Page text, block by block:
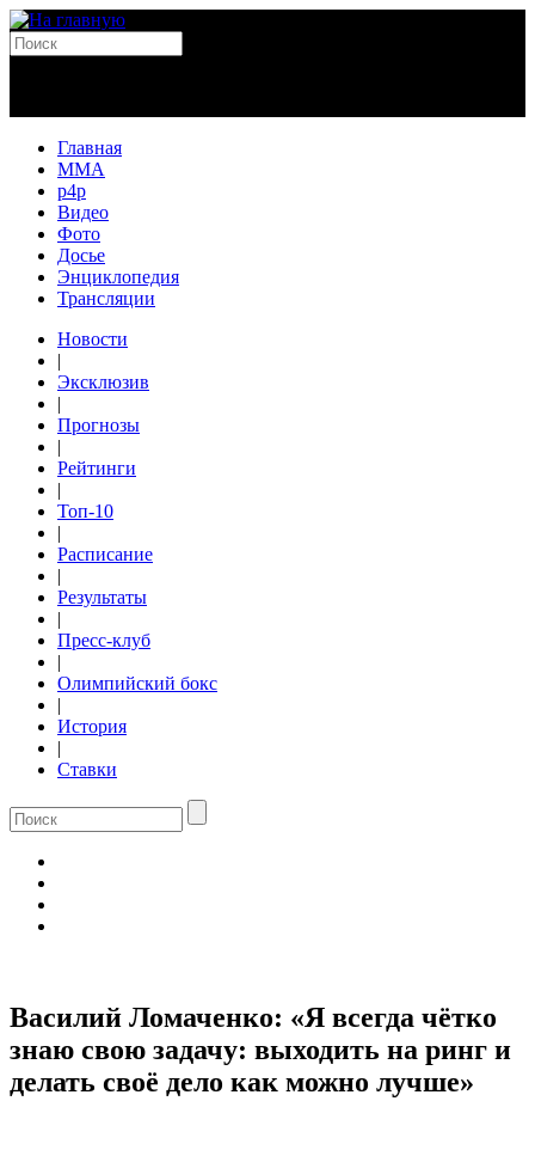
Главная
MMA
p4p
Видео
Фото
Досье
Энциклопедия
Трансляции
Новости
|
Эксклюзив
|
Прогнозы
|
Рейтинги
|
Топ-10
|
Расписание
|
Результаты
|
Пресс-клуб
|
Олимпийский бокс
|
История
|
Ставки
Василий Ломаченко: «Я всегда чётко
знаю свою задачу: выходить на ринг и
делать своё дело как можно лучше»